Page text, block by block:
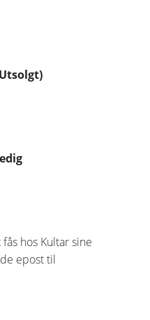
hos Kultar sine
epost til